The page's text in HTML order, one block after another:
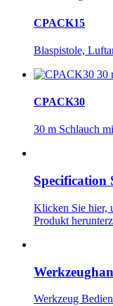
CPACK15
Blaspistole,
CPACK30
30 m Schlauch
Specification
Klicken Sie hier,
Produkt
Werkzeug